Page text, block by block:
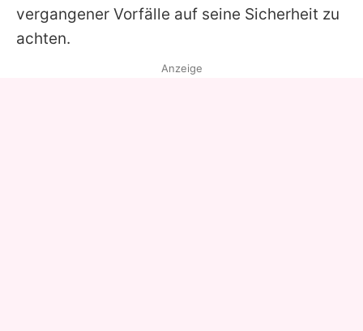
vergangener Vorfälle auf seine Sicherheit zu
achten.
Anzeige